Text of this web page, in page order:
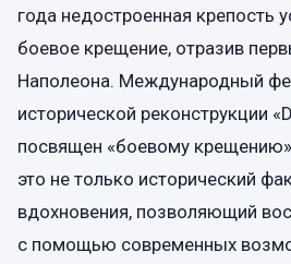
года недостроенная крепость
боевое крещение, отразив
Наполеона. Международный
исторической реконструкции
посвящен «боевому
это не только исторический
вдохновения, позволяющий
с помощью современных